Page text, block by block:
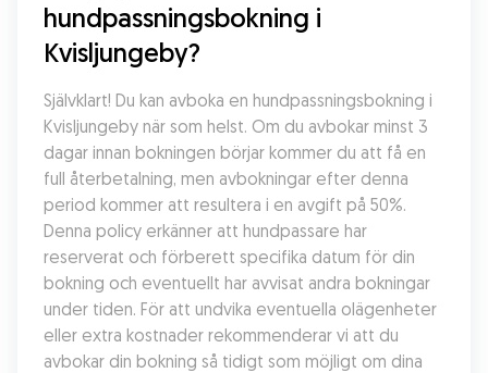
hundpassningsbokning i
Kvisljungeby?
Självklart! Du kan avboka en hundpassningsbokning i
Kvisljungeby när som helst. Om du avbokar minst 3
dagar innan bokningen börjar kommer du att få en
full återbetalning, men avbokningar efter denna
period kommer att resultera i en avgift på 50%.
Denna policy erkänner att hundpassare har
reserverat och förberett specifika datum för din
bokning och eventuellt har avvisat andra bokningar
under tiden. För att undvika eventuella olägenheter
eller extra kostnader rekommenderar vi att du
avbokar din bokning så tidigt som möjligt om dina